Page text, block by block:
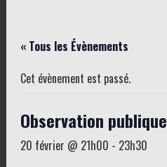
« Tous les Évènements
Cet évènement est passé.
Observation publique
20 février @ 21h00 - 23h30